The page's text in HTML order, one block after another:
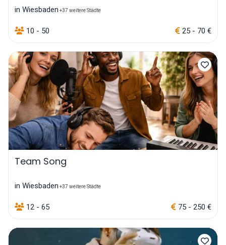
in Wiesbaden +37 weitere Städte
10 - 50 25 - 70 €
Team Song
in Wiesbaden +37 weitere Städte
12 - 65 75 - 250 €